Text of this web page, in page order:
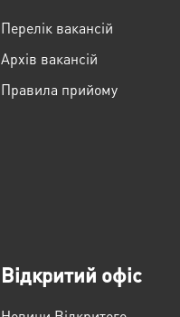
Перелік вакансій
Архів вакансій
Правила прийому
Відкритий офіс